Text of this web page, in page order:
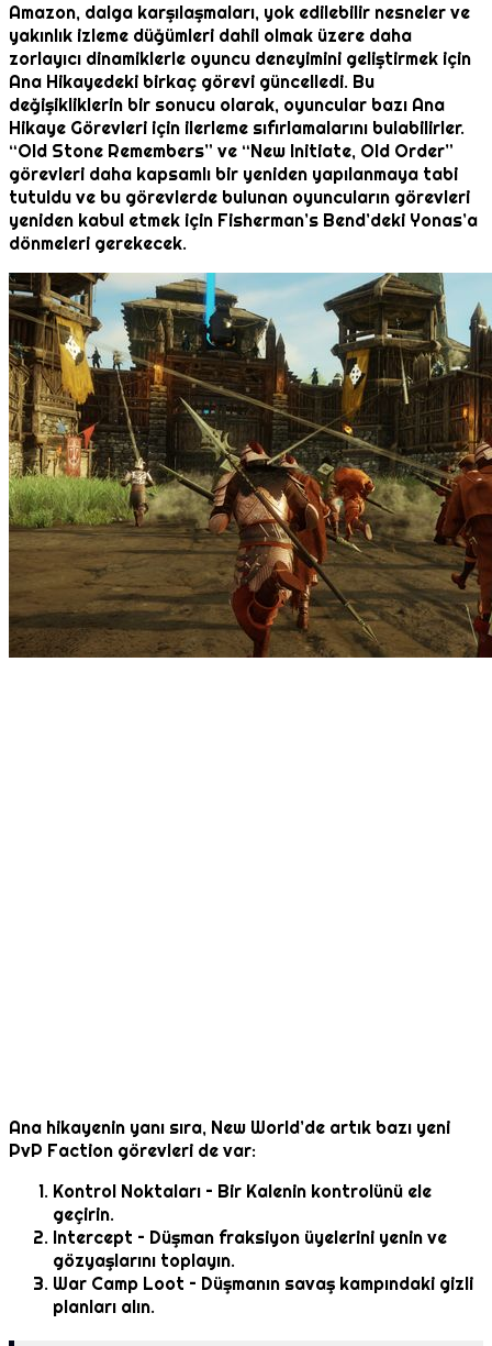
Amazon, dalga karşılaşmaları, yok edilebilir nesneler ve
yakınlık izleme düğümleri dahil olmak üzere daha
zorlayıcı dinamiklerle oyuncu deneyimini geliştirmek için
Ana Hikayedeki birkaç görevi güncelledi. Bu
değişikliklerin bir sonucu olarak, oyuncular bazı Ana
Hikaye Görevleri için ilerleme sıfırlamalarını bulabilirler.
“Old Stone Remembers” ve “New Initiate, Old Order”
görevleri daha kapsamlı bir yeniden yapılanmaya tabi
tutuldu ve bu görevlerde bulunan oyuncuların görevleri
yeniden kabul etmek için Fisherman’s Bend’deki Yonas’a
dönmeleri gerekecek.
Ana hikayenin yanı sıra, New World’de artık bazı yeni
PvP Faction görevleri de var:
Kontrol Noktaları – Bir Kalenin kontrolünü ele
geçirin.
Intercept – Düşman fraksiyon üyelerini yenin ve
gözyaşlarını toplayın.
War Camp Loot – Düşmanın savaş kampındaki gizli
planları alın.